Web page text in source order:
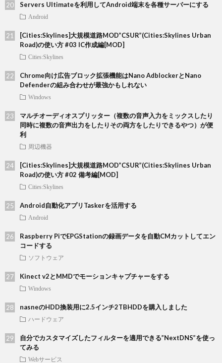
Servers Ultimateを利用してAndroid端末を各種サーバーにする
Android
[Cities:Skylines]大規模道路MOD”CSUR”(Cities:Skylines Urban
Road)の使い方 #03 IC作成編[MOD]
Cities:Skylines
Chrome向け広告ブロック拡張機能はNano AdblockerとNano
Defenderの組み合わせが最強かもしれない
Windows
マルチオーディオスプリッター（複数の音声入力をミックスしたり
同時に複数の音声出力をしたりその両方をしたりできるやつ）が便
利
周辺機器
[Cities:Skylines]大規模道路MOD”CSUR”(Cities:Skylines Urban
Road)の使い方 #02 備考編[MOD]
Cities:Skylines
Android自動化アプリTaskerを活用する
Android
Raspberry PiでEPGStationの録画データを自動CMカットしてエン
コードする
ソフトウェア
Kinect v2とMMDでモーションキャプチャーをする
Windows
nasneのHDD換装用に2.5インチ2TBHDDを購入しました
ハードウェア
自分でカスタマイズしたフィルターを適用できる”NextDNS”を使っ
てみる
Webサービス